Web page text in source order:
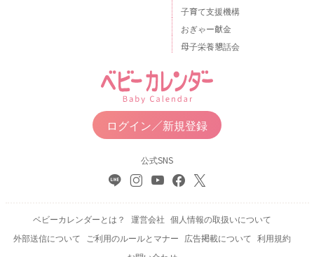
子育て支援機構
おぎゃー献金
母子栄養懇話会
ログイン／新規登録
公式SNS
ベビーカレンダーとは？ 運営会社 個人情報の取扱いについて
外部送信について
ご利用のルールとマナー 広告掲載について 利用規約